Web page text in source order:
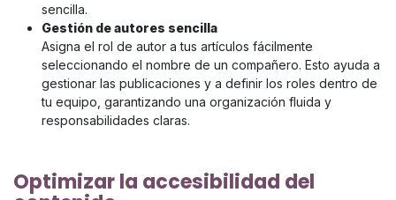
sencilla.
Gestión de autores sencilla
Asigna el rol de autor a tus artículos fácilmente
seleccionando el nombre de un compañero. Esto ayuda a
gestionar las publicaciones y a definir los roles dentro de
tu equipo, garantizando una organización fluida y
responsabilidades claras.
Optimizar la accesibilidad del